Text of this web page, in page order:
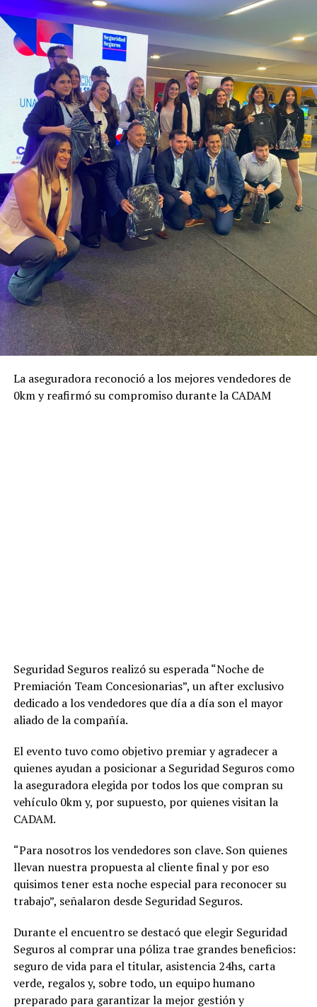
La aseguradora reconoció a los mejores vendedores de
0km y reafirmó su compromiso durante la CADAM
Seguridad Seguros realizó su esperada “Noche de
Premiación Team Concesionarias”, un after exclusivo
dedicado a los vendedores que día a día son el mayor
aliado de la compañía.
El evento tuvo como objetivo premiar y agradecer a
quienes ayudan a posicionar a Seguridad Seguros como
la aseguradora elegida por todos los que compran su
vehículo 0km y, por supuesto, por quienes visitan la
CADAM.
“Para nosotros los vendedores son clave. Son quienes
llevan nuestra propuesta al cliente final y por eso
quisimos tener esta noche especial para reconocer su
trabajo”, señalaron desde Seguridad Seguros.
Durante el encuentro se destacó que elegir Seguridad
Seguros al comprar una póliza trae grandes beneficios:
seguro de vida para el titular, asistencia 24hs, carta
verde, regalos y, sobre todo, un equipo humano
preparado para garantizar la mejor gestión y